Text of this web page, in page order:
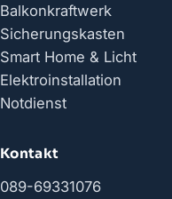
Balkonkraftwerk
Sicherungskasten
Smart Home & Licht
Elektroinstallation
Notdienst
Kontakt
089-69331076